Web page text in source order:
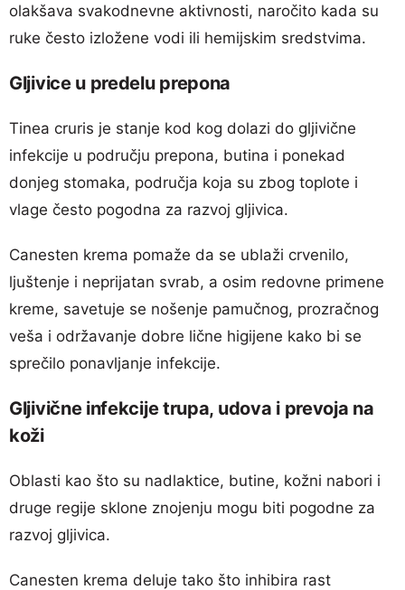
olakšava svakodnevne aktivnosti, naročito kada su
ruke često izložene vodi ili hemijskim sredstvima.
Gljivice u predelu prepona
Tinea cruris je stanje kod kog dolazi do gljivične
infekcije u području prepona, butina i ponekad
donjeg stomaka, područja koja su zbog toplote i
vlage često pogodna za razvoj gljivica.
Canesten krema pomaže da se ublaži crvenilo,
ljuštenje i neprijatan svrab, a osim redovne primene
kreme, savetuje se nošenje pamučnog, prozračnog
veša i održavanje dobre lične higijene kako bi se
sprečilo ponavljanje infekcije.
Gljivične infekcije trupa, udova i prevoja na
koži
Oblasti kao što su nadlaktice, butine, kožni nabori i
druge regije sklone znojenju mogu biti pogodne za
razvoj gljivica.
Canesten krema deluje tako što inhibira rast